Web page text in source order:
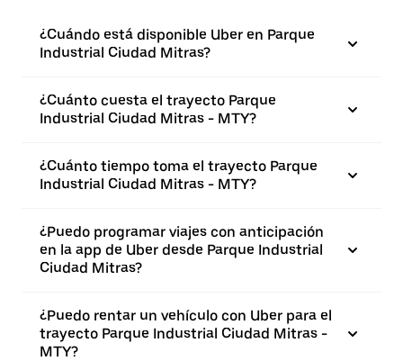
¿Cuándo está disponible Uber en Parque
Industrial Ciudad Mitras?
¿Cuánto cuesta el trayecto Parque
Industrial Ciudad Mitras - MTY?
¿Cuánto tiempo toma el trayecto Parque
Industrial Ciudad Mitras - MTY?
¿Puedo programar viajes con anticipación
en la app de Uber desde Parque Industrial
Ciudad Mitras?
¿Puedo rentar un vehículo con Uber para el
trayecto Parque Industrial Ciudad Mitras -
MTY?